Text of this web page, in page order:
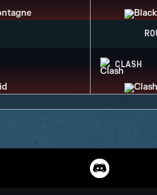
CLASH